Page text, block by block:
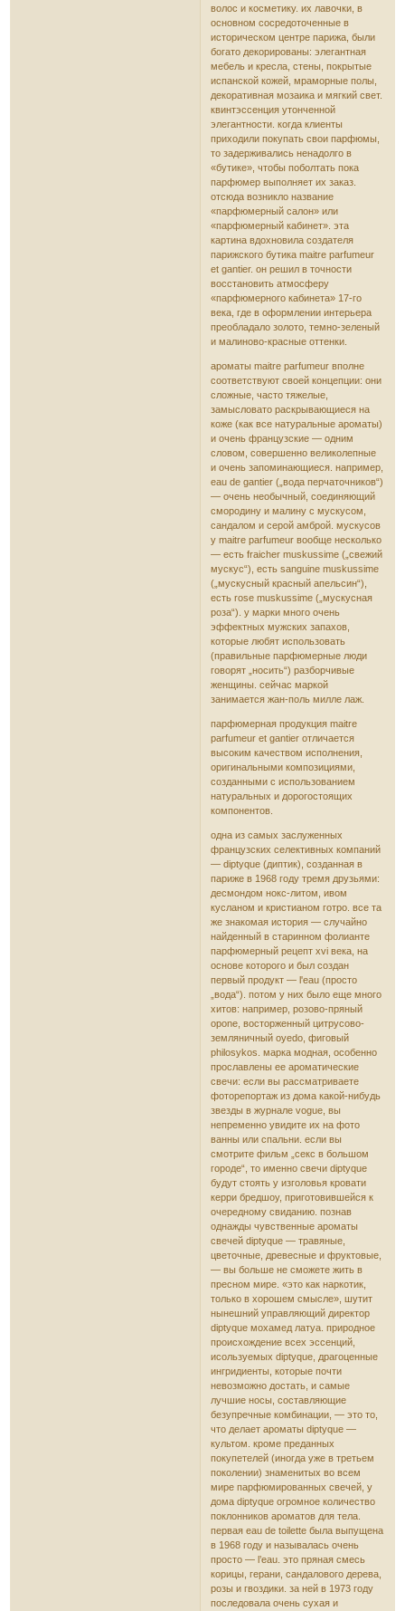
волос и косметику. их лавочки, в
основном сосредоточенные в
историческом центре парижа, были
богато декорированы: элегантная
мебель и кресла, стены, покрытые
испанской кожей, мраморные полы,
декоративная мозаика и мягкий свет.
квинтэссенция утонченной
элегантности. когда клиенты
приходили покупать свои парфюмы,
то задерживались ненадолго в
«бутике», чтобы поболтать пока
парфюмер выполняет их заказ.
отсюда возникло название
«парфюмерный салон» или
«парфюмерный кабинет». эта
картина вдохновила создателя
парижского бутика maitre parfumeur
et gantier. он решил в точности
восстановить атмосферу
«парфюмерного кабинета» 17-го
века, где в оформлении интерьера
преобладало золото, темно-зеленый
и малиново-красные оттенки.
ароматы maitre parfumeur вполне
соответствуют своей концепции: они
сложные, часто тяжелые,
замысловато раскрывающиеся на
коже (как все натуральные ароматы)
и очень французские — одним
словом, совершенно великолепные
и очень запоминающиеся. например,
eau de gantier („вода перчаточников“)
— очень необычный, соединяющий
смородину и малину с мускусом,
сандалом и серой амброй. мускусов
у maitre parfumeur вообще несколько
— есть fraicher muskussime („свежий
мускус“), есть sanguine muskussime
(„мускусный красный апельсин“),
есть rose muskussime („мускусная
роза“). у марки много очень
эффектных мужских запахов,
которые любят использовать
(правильные парфюмерные люди
говорят „носить“) разборчивые
женщины. сейчас маркой
занимается жан-поль милле лаж.
парфюмерная продукция maitre
parfumeur et gantier отличается
высоким качеством исполнения,
оригинальными композициями,
созданными с использованием
натуральных и дорогостоящих
компонентов.
одна из самых заслуженных
французских селективных компаний
— diptyque (диптик), созданная в
париже в 1968 году тремя друзьями:
десмондом нокс-литом, ивом
кусланом и кристианом готро. все та
же знакомая история — случайно
найденный в старинном фолианте
парфюмерный рецепт xvi века, на
основе которого и был создан
первый продукт — l'eau (просто
„вода“). потом у них было еще много
хитов: например, розово-пряный
opone, восторженный цитрусово-
земляничный oyedo, фиговый
philosykos. марка модная, особенно
прославлены ее ароматические
свечи: если вы рассматриваете
фоторепортаж из дома какой-нибудь
звезды в журнале vogue, вы
непременно увидите их на фото
ванны или спальни. если вы
смотрите фильм „секс в большом
городе“, то именно свечи diptyque
будут стоять у изголовья кровати
керри бредшоу, приготовившейся к
очередному свиданию. познав
однажды чувственные ароматы
свечей diptyque — травяные,
цветочные, древесные и фруктовые,
— вы больше не сможете жить в
пресном мире. «это как наркотик,
только в хорошем смысле», шутит
нынешний управляющий директор
diptyque мохамед латуа. природное
происхождение всех эссенций,
исользуемых diptyque, драгоценные
ингридиенты, которые почти
невозможно достать, и самые
лучшие носы, составляющие
безупречные комбинации, — это то,
что делает ароматы diptyque —
культом. кроме преданных
покупетелей (иногда уже в третьем
поколении) знаменитых во всем
мире парфюмированных свечей, у
дома diptyque огромное количество
поклонников ароматов для тела.
первая eau de toilette была выпущена
в 1968 году и называлась очень
просто — l’eau. это пряная смесь
корицы, герани, сандалового дерева,
розы и гвоздики. за ней в 1973 году
последовала очень сухая и